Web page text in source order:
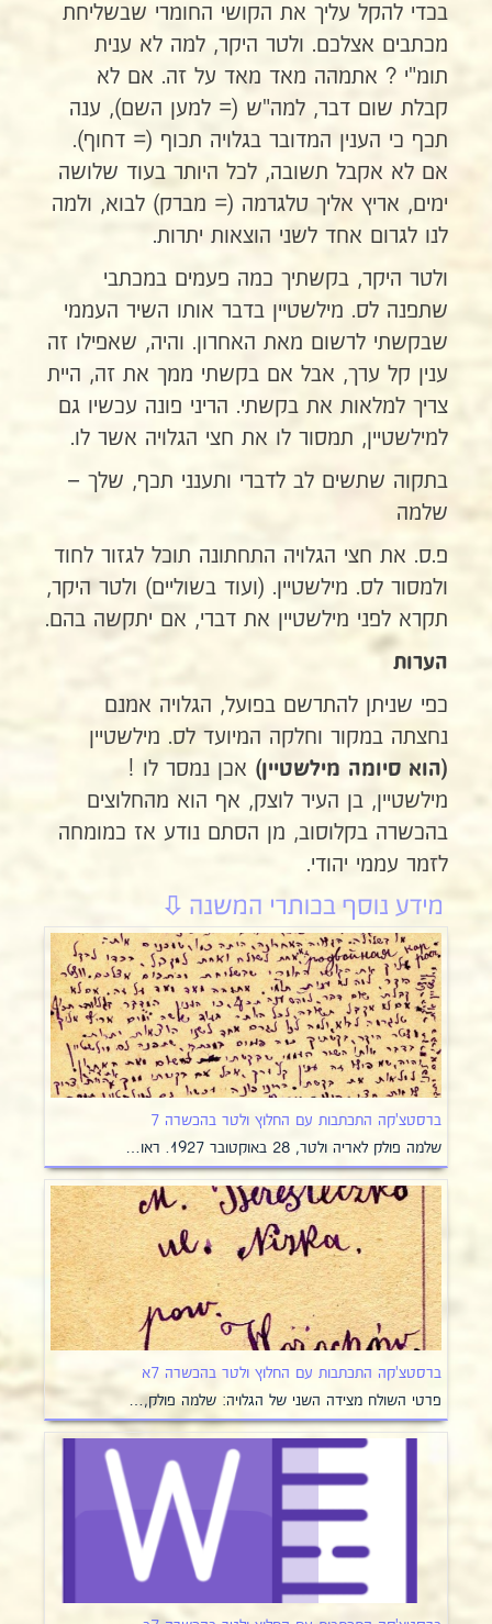
בכדי להקל עליך את הקושי החומרי שבשליחת
מכתבים אצלכם. ולטר היקר, למה לא ענית
תומ"י ? אתמהה מאד מאד על זה. אם לא
קבלת שום דבר, למה"ש (= למען השם), ענה
תכף כי הענין המדובר בגלויה תכוף (= דחוף).
אם לא אקבל תשובה, לכל היותר בעוד שלושה
ימים, אריץ אליך טלגרמה (= מברק) לבוא, ולמה
לנו לגרום אחד לשני הוצאות יתרות.
ולטר היקר, בקשתיך כמה פעמים במכתבי
שתפנה לס. מילשטיין בדבר אותו השיר העממי
שבקשתי לרשום מאת האחרון. והיה, שאפילו זה
ענין קל ערך, אבל אם בקשתי ממך את זה, היית
צריך למלאות את בקשתי. הריני פונה עכשיו גם
למילשטיין, תמסור לו את חצי הגלויה אשר לו.
בתקוה שתשים לב לדברי ותענני תכף, שלך –
שלמה
פ.ס. את חצי הגלויה התחתונה תוכל לגזור לחוד
ולמסור לס. מילשטיין. (ועוד בשוליים) ולטר היקר,
תקרא לפני מילשטיין את דברי, אם יתקשה בהם.
הערות
כפי שניתן להתרשם בפועל, הגלויה אמנם
נחצתה במקור וחלקה המיועד לס. מילשטיין
(הוא סיומה מילשטיין) אכן נמסר לו !
מילשטיין, בן העיר לוצק, אף הוא מהחלוצים
בהכשרה בקלוסוב, מן הסתם נודע אז כמומחה
לזמר עממי יהודי.
ברסטצ'קה התכתבות עם החלוץ ולטר בהכשרה 7
שלמה פולק לאריה ולטר, 28 באוקטובר 1927. ראו…
ברסטצ'קה התכתבות עם החלוץ ולטר בהכשרה 7א
פרטי השולח מצידה השני של הגלויה: שלמה פולק,…